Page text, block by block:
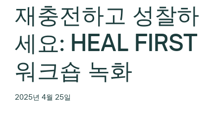
재충전하고 성찰하
세요: HEAL FIRST
워크숍 녹화
2025년 4월 25일